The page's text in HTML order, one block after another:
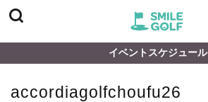
イベントスケジュール
accordiagolfchoufu26